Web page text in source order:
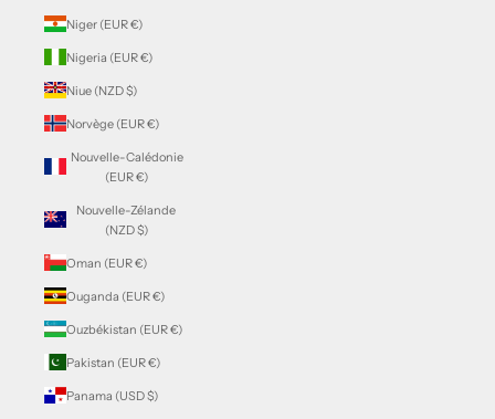
Niger (EUR €)
Nigeria (EUR €)
Niue (NZD $)
Norvège (EUR €)
Nouvelle-Calédonie
(EUR €)
Nouvelle-Zélande
(NZD $)
Oman (EUR €)
Ouganda (EUR €)
Ouzbékistan (EUR €)
Pakistan (EUR €)
Panama (USD $)